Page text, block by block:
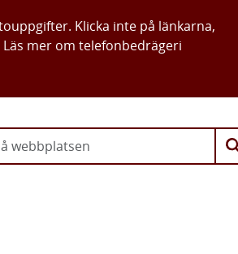
Klicka inte på länkarna,
mer om telefonbedrägeri